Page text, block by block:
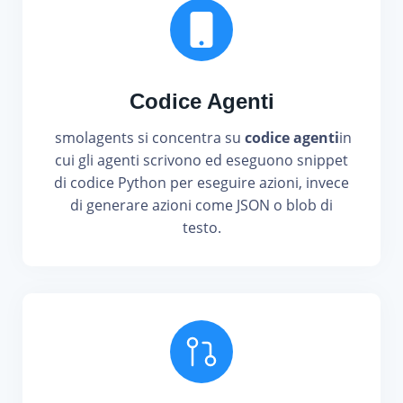
Codice Agenti
smolagents si concentra su codice agentiin
cui gli agenti scrivono ed eseguono snippet
di codice Python per eseguire azioni, invece
di generare azioni come JSON o blob di
testo.